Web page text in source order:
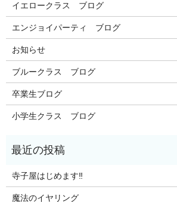
イエロークラス ブログ
エンジョイパーティ ブログ
お知らせ
ブルークラス ブログ
卒業生ブログ
小学生クラス ブログ
寺子屋はじめます‼️
魔法のイヤリング